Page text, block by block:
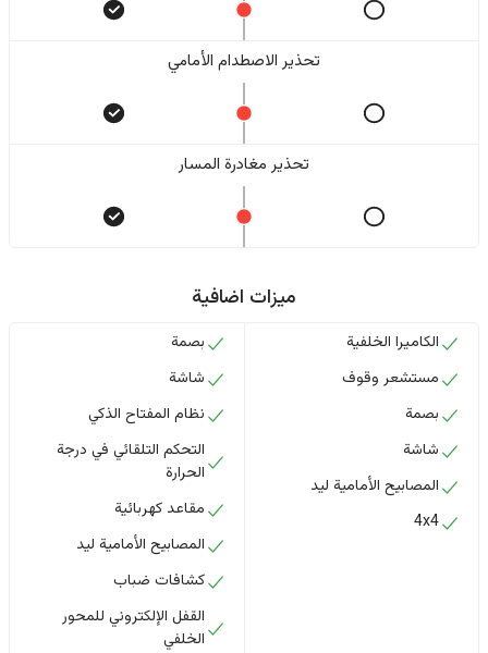
تحذير الاصطدام الأمامي
تحذير مغادرة المسار
ميزات اضافية
الكاميرا الخلفية
مستشعر وقوف
بصمة
شاشة
المصابيح الأمامية ليد
4x4
بصمة
شاشة
نظام المفتاح الذكي
التحكم التلقائي في درجة
الحرارة
مقاعد كهربائية
المصابيح الأمامية ليد
كشافات ضباب
القفل الإلكتروني للمحور
الخلفي